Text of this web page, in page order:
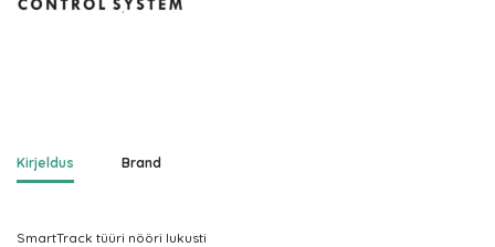
Kirjeldus Brand
SmartTrack tüüri nööri lukusti